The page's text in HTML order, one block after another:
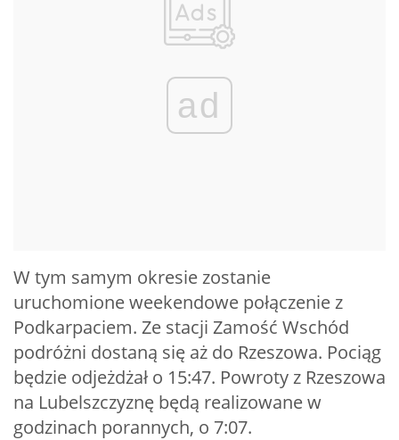
ad
W tym samym okresie zostanie
uruchomione weekendowe połączenie z
Podkarpaciem. Ze stacji Zamość Wschód
podróżni dostaną się aż do Rzeszowa. Pociąg
będzie odjeżdżał o 15:47. Powroty z Rzeszowa
na Lubelszczyznę będą realizowane w
godzinach porannych, o 7:07.